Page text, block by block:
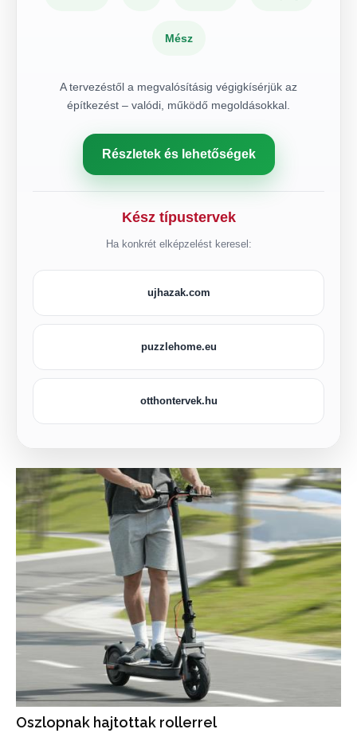
Mész
A tervezéstől a megvalósításig végigkísérjük az
építkezést – valódi, működő megoldásokkal.
Részletek és lehetőségek
Kész típustervek
Ha konkrét elképzelést keresel:
ujhazak.com
puzzlehome.eu
otthontervek.hu
Oszlopnak hajtottak rollerrel